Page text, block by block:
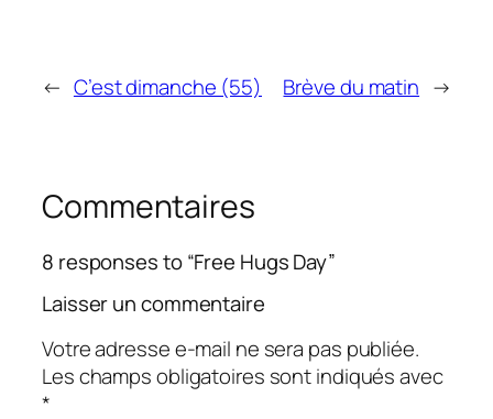
← C’est dimanche (55) Brève du matin →
Commentaires
8 responses to “Free Hugs Day”
Laisser un commentaire
Votre adresse e-mail ne sera pas publiée.
Les champs obligatoires sont indiqués avec
*